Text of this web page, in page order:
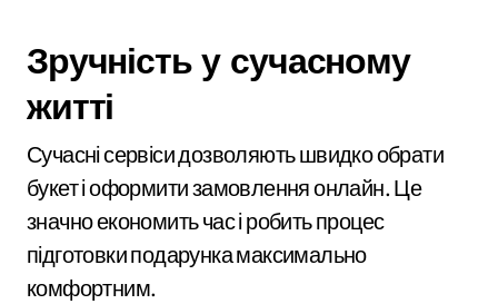
Зручність у сучасному
житті
Сучасні сервіси дозволяють швидко обрати
букет і оформити замовлення онлайн. Це
значно економить час і робить процес
підготовки подарунка максимально
комфортним.